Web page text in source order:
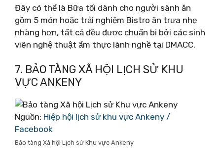
Đây có thể là Bữa tối dành cho người sành ăn
gồm 5 món hoặc trải nghiệm Bistro ăn trưa nhẹ
nhàng hơn, tất cả đều được chuẩn bị bởi các sinh
viên nghệ thuật ẩm thực lành nghề tại DMACC.
7. BẢO TÀNG XÃ HỘI LỊCH SỬ KHU
VỰC ANKENY
Nguồn: Hiệp hội lịch sử khu vực Ankeny /
Facebook
Bảo tàng Xã hội Lịch sử Khu vực Ankeny